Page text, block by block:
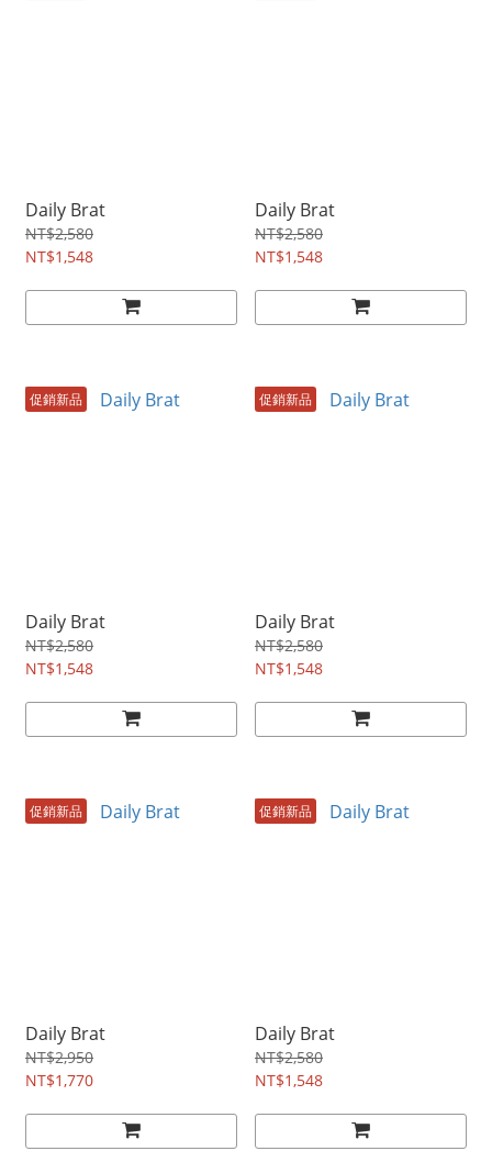
Daily Brat
NT$2,580
NT$1,548
Daily Brat
NT$2,580
NT$1,548
促銷新品
Daily Brat
NT$2,580
NT$1,548
促銷新品
Daily Brat
NT$2,580
NT$1,548
促銷新品
Daily Brat
NT$2,950
NT$1,770
促銷新品
Daily Brat
NT$2,580
NT$1,548